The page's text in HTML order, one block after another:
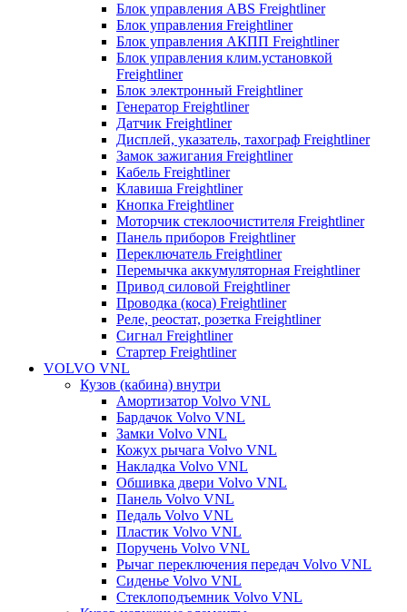
Блок управления ABS Freightliner
Блок управления Freightliner
Блок управления АКПП Freightliner
Блок управления клим.установкой
Freightliner
Блок электронный Freightliner
Генератор Freightliner
Датчик Freightliner
Дисплей, указатель, тахограф Freightliner
Замок зажигания Freightliner
Кабель Freightliner
Клавиша Freightliner
Кнопка Freightliner
Моторчик стеклоочистителя Freightliner
Панель приборов Freightliner
Переключатель Freightliner
Перемычка аккумуляторная Freightliner
Привод силовой Freightliner
Проводка (коса) Freightliner
Реле, реостат, розетка Freightliner
Сигнал Freightliner
Стартер Freightliner
VOLVO VNL
Кузов (кабина) внутри
Амортизатор Volvo VNL
Бардачок Volvo VNL
Замки Volvo VNL
Кожух рычага Volvo VNL
Накладка Volvo VNL
Обшивка двери Volvo VNL
Панель Volvo VNL
Педаль Volvo VNL
Пластик Volvo VNL
Поручень Volvo VNL
Рычаг переключения передач Volvo VNL
Сиденье Volvo VNL
Стеклоподъемник Volvo VNL